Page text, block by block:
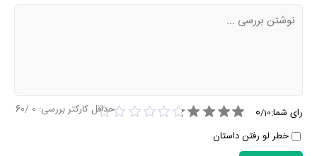
رای شما: 0/10
خطر لو رفتن داستان
حداقل کارکتر بررسی: 0
/60